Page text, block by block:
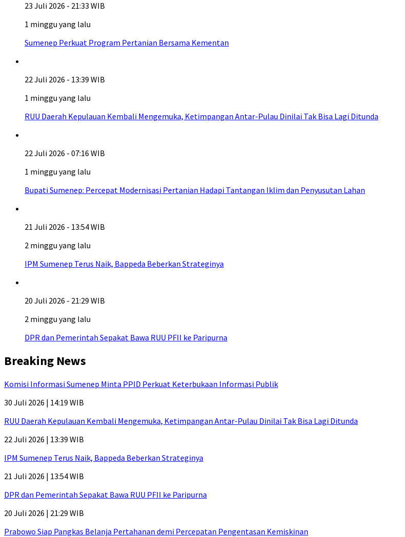
23 Juli 2026 - 21:33 WIB
1 minggu yang lalu
Sumenep Perkuat Program Pertanian Bersama Kementan
22 Juli 2026 - 13:39 WIB
1 minggu yang lalu
RUU Daerah Kepulauan Kembali Mengemuka, Ketimpangan Antar-Pulau Dinilai Tak Bisa Lagi Ditunda
22 Juli 2026 - 07:16 WIB
1 minggu yang lalu
Bupati Sumenep: Percepat Modernisasi Pertanian Hadapi Tantangan Iklim dan Penyusutan Lahan
21 Juli 2026 - 13:54 WIB
2 minggu yang lalu
IPM Sumenep Terus Naik, Bappeda Beberkan Strateginya
20 Juli 2026 - 21:29 WIB
2 minggu yang lalu
DPR dan Pemerintah Sepakat Bawa RUU PFII ke Paripurna
Breaking News
Komisi Informasi Sumenep Minta PPID Perkuat Keterbukaan Informasi Publik
30 Juli 2026 | 14:19 WIB
RUU Daerah Kepulauan Kembali Mengemuka, Ketimpangan Antar-Pulau Dinilai Tak Bisa Lagi Ditunda
22 Juli 2026 | 13:39 WIB
IPM Sumenep Terus Naik, Bappeda Beberkan Strateginya
21 Juli 2026 | 13:54 WIB
DPR dan Pemerintah Sepakat Bawa RUU PFII ke Paripurna
20 Juli 2026 | 21:29 WIB
Prabowo Siap Pangkas Belanja Pertahanan demi Percepatan Pengentasan Kemiskinan